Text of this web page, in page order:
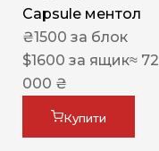
Capsule ментол
₴1500 за блок
$1600 за ящик≈ 72
000 ₴
Купити